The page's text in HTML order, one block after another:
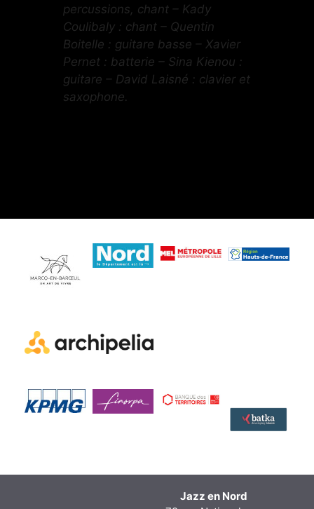
percussions, chant – Kady
Coulibaly : chant – Quentin
Boitelle : guitare basse – Xavier
Pernet : batterie – Sina Kienou :
guitare – David Laisné : clavier et
saxophone.
Jazz en Nord